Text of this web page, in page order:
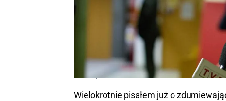
Afera kopertowa. Prof. Tomasz Grodzki w końcu
Wielokrotnie pisałem już o